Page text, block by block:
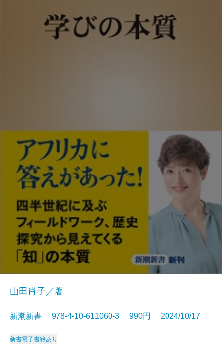
山田肖子／著
新潮新書 978-4-10-611060-3 990円 2024/10/17
新書電子書籍あり